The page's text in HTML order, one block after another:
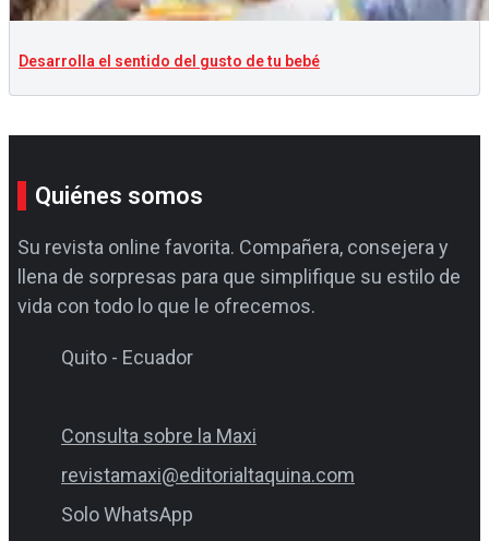
Desarrolla el sentido del gusto de tu bebé
Quiénes somos
Su revista online favorita. Compañera, consejera y
llena de sorpresas para que simplifique su estilo de
vida con todo lo que le ofrecemos.
Quito - Ecuador
Consulta sobre la Maxi
revistamaxi@editorialtaquina.com
Solo WhatsApp